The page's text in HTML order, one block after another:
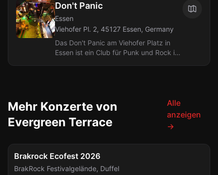
Don't Panic
Essen
Viehofer Pl. 2, 45127 Essen, Germany
Das Don't Panic am Viehofer Platz in
Essen ist ein Club für Punk und Rock im
Mehr Konzerte von
Evergreen Terrace
Alle
anzeigen
→
Fr., 7. Aug.
Brakrock Ecofest 2026
BrakRock Festivalgelände, Duffel